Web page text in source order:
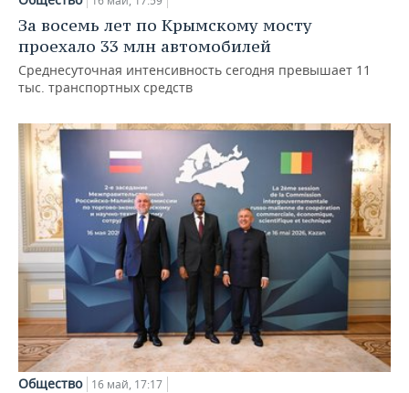
За восемь лет по Крымскому мосту
проехало 33 млн автомобилей
Среднесуточная интенсивность сегодня превышает 11
тыс. транспортных средств
Общество 16 май, 17:17